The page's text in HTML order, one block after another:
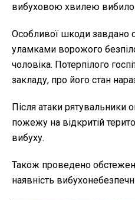
вибуховою хвилею вибило
Особливої шкоди завдано
уламками ворожого
чоловіка. Потерпілого
закладу, про його стан
Після атаки рятувальники
пожежу на відкритій
вибуху.
Також проведено
наявність